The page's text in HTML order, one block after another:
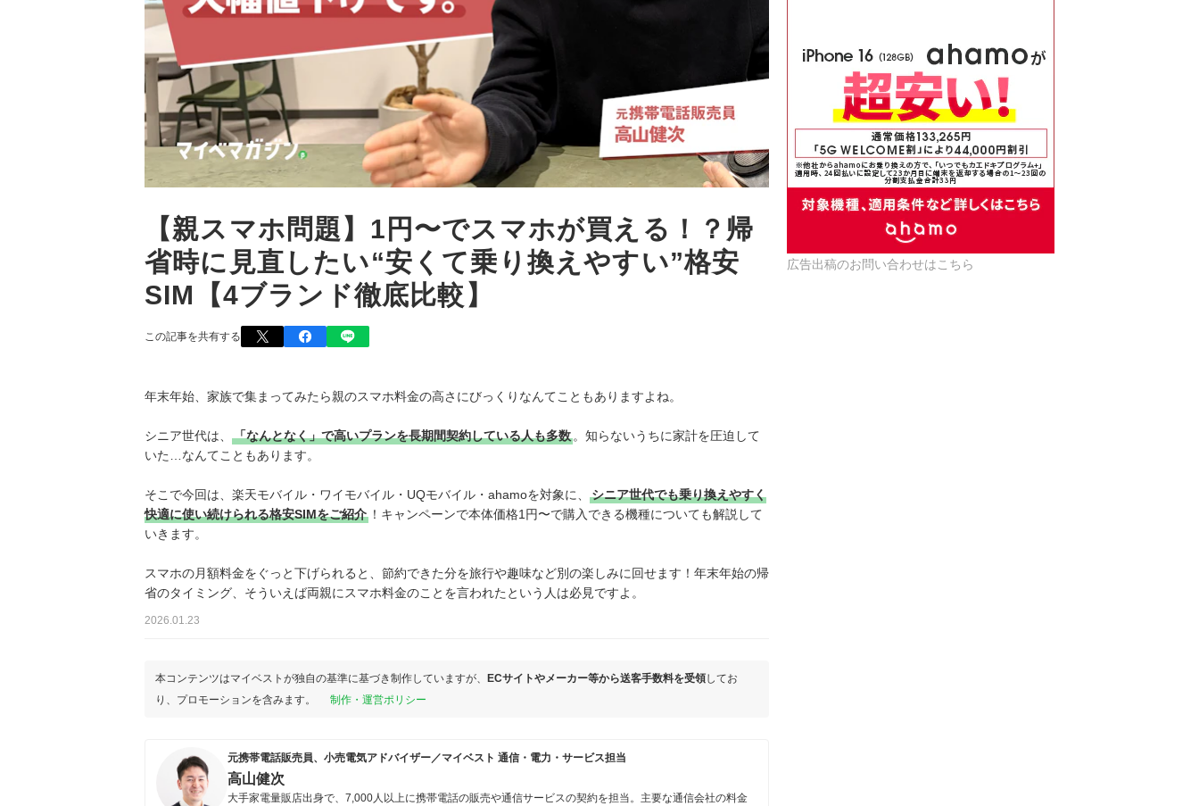
【親スマホ問題】1円〜でスマホが買える！？帰
省時に見直したい“安くて乗り換えやすい”格安
SIM【4ブランド徹底比較】
この記事を共有する
年末年始、家族で集まってみたら親のスマホ料金の高さにびっくりなんてこともありますよね。
シニア世代は、 「なんとなく」で高いプランを長期間契約している人も多数 。知らないうちに家計を圧迫して
いた…なんてこともあります。
そこで今回は、楽天モバイル・ワイモバイル・UQモバイル・ahamoを対象に、
シニア世代でも乗り換えやすく
快適に使い続けられる格安SIMをご紹介 ！キャンペーンで本体価格1円〜で購入できる機種についても解説して
いきます。
スマホの月額料金をぐっと下げられると、節約できた分を旅行や趣味など別の楽しみに回せます！年末年始の帰
省のタイミング、そういえば両親にスマホ料金のことを言われたという人は必見ですよ。
2026.01.23
本コンテンツはマイベストが独自の基準に基づき制作していますが、 ECサイトやメーカー等から送客手数料を受領してお
り、プロモーションを含みます。
制作・運営ポリシー
元携帯電話販売員、小売電気アドバイザー／マイベスト 通信・電力・サービス担当
高山健次
大手家電量販店出身で、7,000人以上に携帯電話の販売や通信サービスの契約を担当。主要な通信会社の料金
広告出稿のお問い合わせはこちら